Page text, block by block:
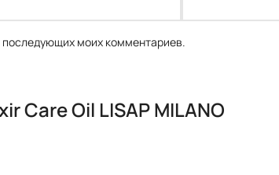
Care Oil LISAP MILANO
последующих моих комментариев.